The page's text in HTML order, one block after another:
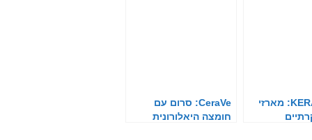
KERASTASE: מארזי
CeraVe: סרום עם
חומצה היאלורונית